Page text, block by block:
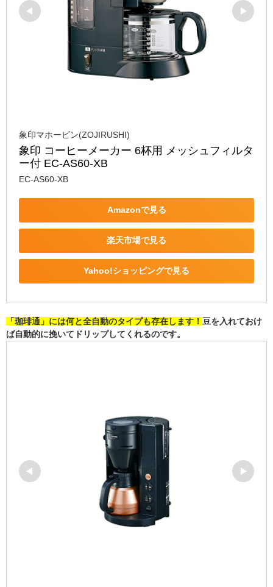
象印マホービン(ZOJIRUSHI)
象印 コーヒーメーカー 6杯用 メッシュフィルタ
ー付 EC-AS60-XB
EC-AS60-XB
Amazonで見る
楽天市場で見る
Yahoo!ショッピングで見る
「珈琲通」には何と全自動のタイプも存在します！ 豆を入れておけ
ば自動的に挽いてドリップしてくれるのです。